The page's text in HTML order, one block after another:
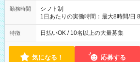
勤務時間
シフト制
1日あたりの実働時間：最大8時間/日
働8時間） ※週5日勤務（場所次第で
によって時間外での勤務可能性有り
特徴 日払いOK / 10名以上の大量募集
気になる！ 応募する